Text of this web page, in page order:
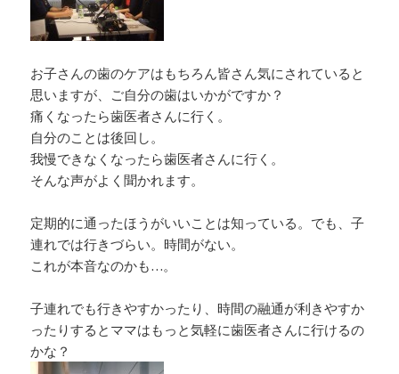
お子さんの歯のケアはもちろん皆さん気にされていると
思いますが、ご自分の歯はいかがですか？
痛くなったら歯医者さんに行く。
自分のことは後回し。
我慢できなくなったら歯医者さんに行く。
そんな声がよく聞かれます。
定期的に通ったほうがいいことは知っている。でも、子
連れでは行きづらい。時間がない。
これが本音なのかも…。
子連れでも行きやすかったり、時間の融通が利きやすか
ったりするとママはもっと気軽に歯医者さんに行けるの
かな？